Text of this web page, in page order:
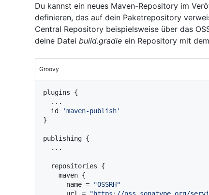
Du kannst ein neues Maven-Repository im
definieren, das auf dein Paketrepository
Central Repository beispielsweise über das
deine Datei build.gradle ein Repository mit
Groovy
plugins {
  id
'maven-publish'
}
publishing {
      name =
"OSSRH"
      url =
"https://oss.sonatype.org/